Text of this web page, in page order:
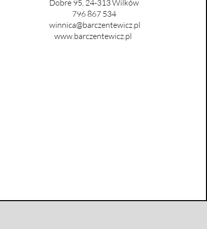
Dobre 95, 24-313 Wilków
796 867 534
winnica@barczentewicz.pl
www.barczentewicz.pl